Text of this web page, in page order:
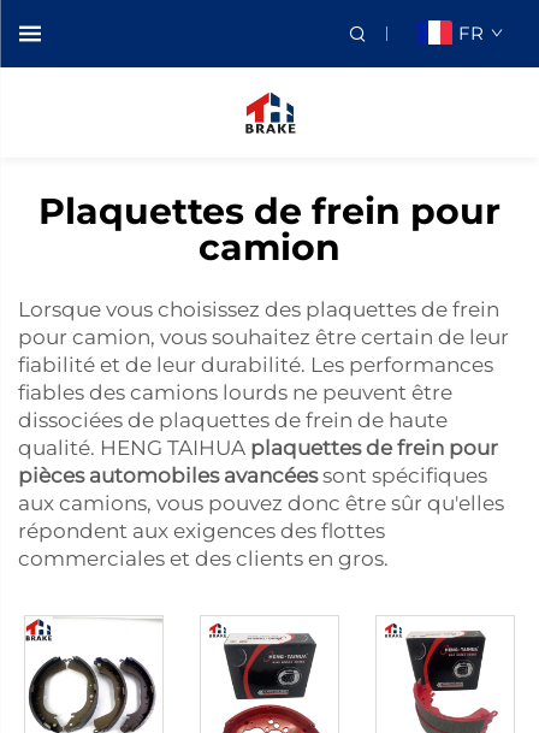
FR
Plaquettes de frein pour
camion
Lorsque vous choisissez des plaquettes de frein
pour camion, vous souhaitez être certain de leur
fiabilité et de leur durabilité. Les performances
fiables des camions lourds ne peuvent être
dissociées de plaquettes de frein de haute
qualité. HENG TAIHUA plaquettes de frein pour
pièces automobiles avancéessont spécifiques
aux camions, vous pouvez donc être sûr qu'elles
répondent aux exigences des flottes
commerciales et des clients en gros.